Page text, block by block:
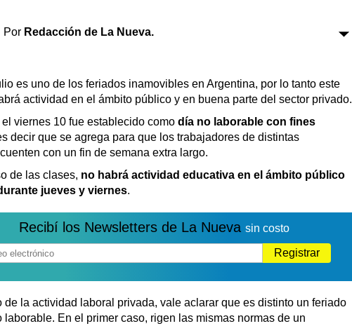
Farmacias
Datos Útiles
Edictos
Teléfonos de urgencia
Por Redacción de La Nueva.
es uno de los feriados inamovibles en Argentina, por lo tanto este
actividad en el ámbito público y en buena parte del sector privado.
el viernes 10 fue establecido como día no laborable con fines
decir que se agrega para que los trabajadores de distintas
con un fin de semana extra largo.
de las clases, no habrá actividad educativa en el ámbito público
jueves y viernes.
Recibí los Newsletters de La Nueva sin costo
Registrar
de la actividad laboral privada, vale aclarar que es distinto un feriado
laborable. En el primer caso, rigen las mismas normas de un